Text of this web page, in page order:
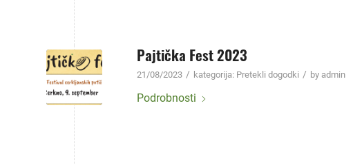
Pajtička Fest 2023
21/08/2023 / kategorija: Pretekli dogodki / by admin
Podrobnosti